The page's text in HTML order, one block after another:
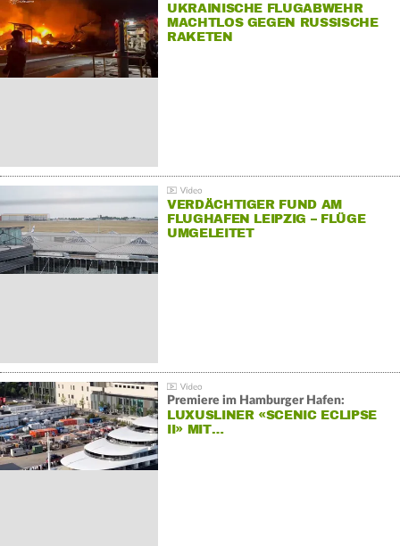
UKRAINISCHE FLUGABWEHR
MACHTLOS GEGEN RUSSISCHE
RAKETEN
VERDÄCHTIGER FUND AM
FLUGHAFEN LEIPZIG – FLÜGE
UMGELEITET
Premiere im Hamburger Hafen:
LUXUSLINER «SCENIC ECLIPSE
II» MIT…